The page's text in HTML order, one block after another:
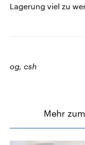
Lagerung viel zu
og, csh
Mehr